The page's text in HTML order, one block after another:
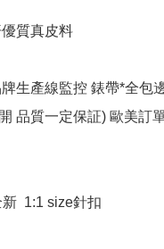
質真皮料
生產線監控 錶帶*全包
品質一定保証) 歐美訂
1:1 size針扣